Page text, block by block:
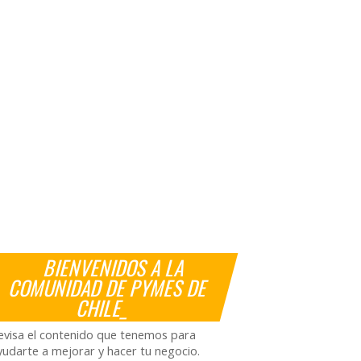
BIENVENIDOS A LA
COMUNIDAD DE PYMES DE
CHILE_
el contenido que tenemos para
a mejorar y hacer tu negocio.